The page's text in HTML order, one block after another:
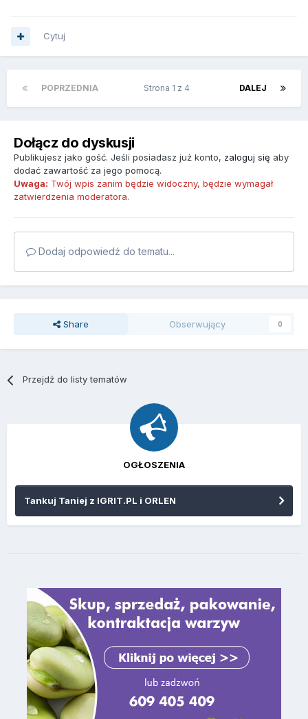
Cytuj
POPRZEDNIA DALEJ
Strona 1 z 4
Dołącz do dyskusji
Publikujesz jako gość. Jeśli posiadasz już konto, zaloguj się aby
dodać zawartość za jego pomocą.
Uwaga: Twój wpis zanim będzie widoczny, będzie wymagał
zatwierdzenia moderatora.
Dodaj odpowiedź do tematu...
Share Obserwujący 0
Przejdź do listy tematów
OGŁOSZENIA
Tankuj Taniej z IGRIT.PL i ORLEN